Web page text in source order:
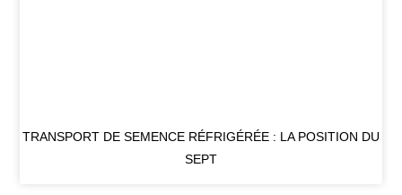
TRANSPORT DE SEMENCE RÉFRIGÉRÉE : LA POSITION DU
SEPT